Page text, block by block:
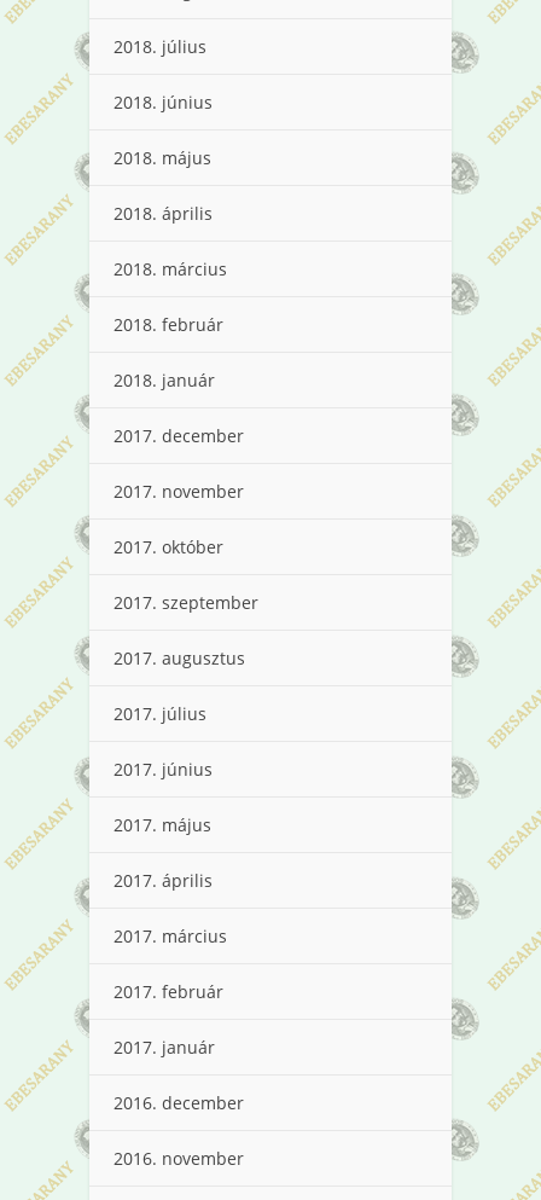
2018. július
2018. június
2018. május
2018. április
2018. március
2018. február
2018. január
2017. december
2017. november
2017. október
2017. szeptember
2017. augusztus
2017. július
2017. június
2017. május
2017. április
2017. március
2017. február
2017. január
2016. december
2016. november